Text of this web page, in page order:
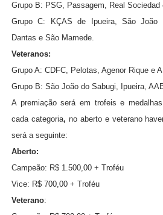
Grupo B: PSG, Passagem, Real Sociedad
Grupo C: KÇAS de Ipueira, São João
Dantas e São Mamede.
Veteranos:
Grupo A: CDFC, Pelotas, Agenor Rique e
Grupo B: São João do Sabugi, Ipueira,
A premiação será em trofeis e
cada categoria, no aberto e veterano
será a seguinte:
Aberto:
Campeão: R$ 1.500,00 + Troféu
Vice: R$ 700,00 + Troféu
Veterano: